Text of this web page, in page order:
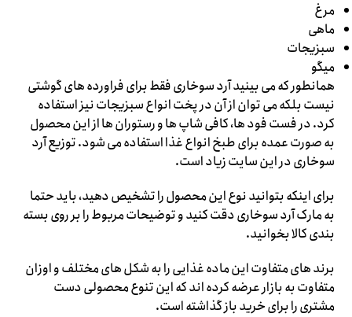
مرغ
ماهی
سبزیجات
میگو
همانطور که می بینید آرد سوخاری فقط برای فراورده های گوشتی
نیست بلکه می توان از آن در پخت انواع سبزیجات نیز استفاده
کرد. در فست فود ها، کافی شاپ ها و رستوران ها از این محصول
به صورت عمده برای طبخ انواع غذا استفاده می شود. توزیع آرد
سوخاری در این سایت زیاد است.
برای اینکه بتوانید نوع این محصول را تشخیص دهید، باید حتما
به مارک آرد سوخاری دقت کنید و توضیحات مربوط را بر روی بسته
بندی کالا بخوانید.
برند های متفاوت این ماده غذایی را به شکل های مختلف و اوزان
متفاوت به بازار عرضه کرده اند که این تنوع محصولی دست
مشتری را برای خرید باز گذاشته است.